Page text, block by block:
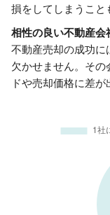
損をしてしまうこと
相性の良い不動産会
不動産売却の成功
欠かせません。そ
ドや売却価格に差が